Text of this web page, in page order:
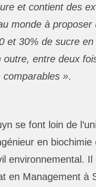
et contient des
monde à
et 30% de sucre
entre deux
comparables ».
se font loin de
en
environnemental.
en Management à